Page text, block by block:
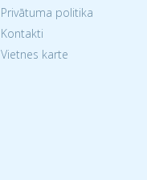
Privātuma politika
Kontakti
Vietnes karte